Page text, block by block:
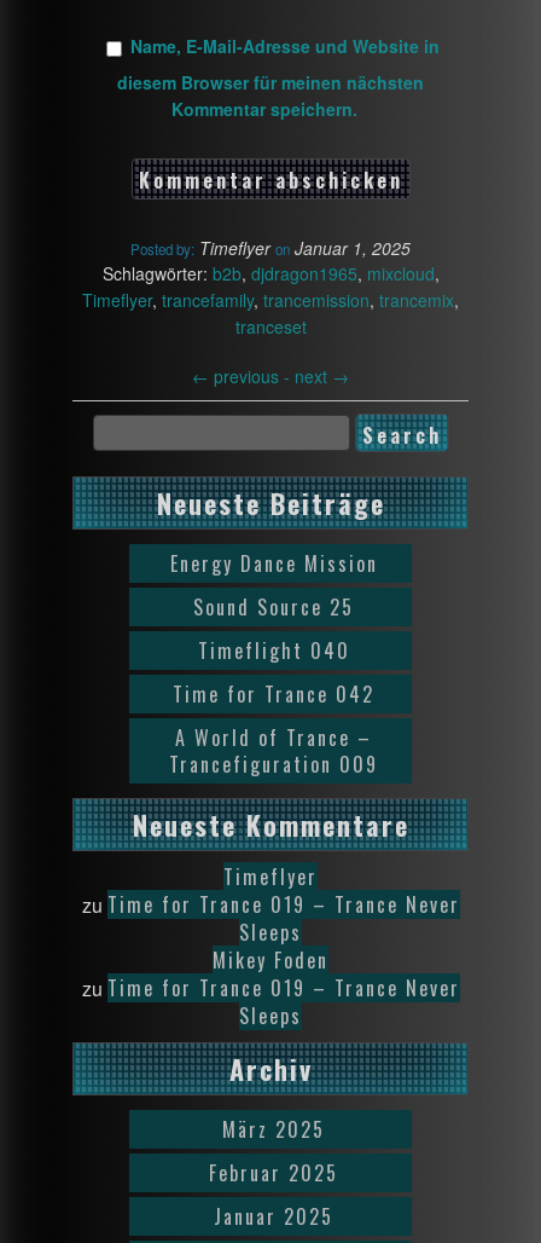
Name, E-Mail-Adresse und Website in
diesem Browser für meinen nächsten
Kommentar speichern.
Posted by: Timeflyer on Januar 1, 2025
Schlagwörter: b2b, djdragon1965, mixcloud,
Timeflyer, trancefamily, trancemission, trancemix,
tranceset
← previous - next →
Neueste Beiträge
Energy Dance Mission
Sound Source 25
Timeflight 040
Time for Trance 042
A World of Trance –
Trancefiguration 009
Neueste Kommentare
Timeflyer
zu Time for Trance 019 – Trance Never
Sleeps
Mikey Foden
zu Time for Trance 019 – Trance Never
Sleeps
Archiv
März 2025
Februar 2025
Januar 2025